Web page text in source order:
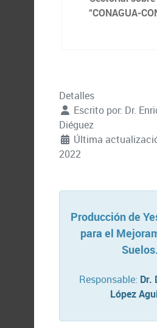
“CONAGUA-
Detalles
Escrito por: Dr.
Diéguez
Última
2022
Producción de
para el
Suelos.
Responsable: Dr.
López